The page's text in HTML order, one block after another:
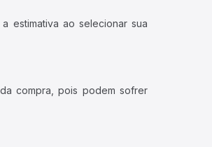
estimativa ao selecionar sua
compra, pois podem sofrer